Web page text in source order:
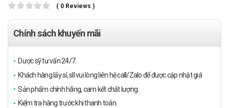
( 0 Reviews )
Chính sách khuyến mãi
Dược sỹ tư vấn 24/7.
Khách hàng lấy sỉ, sll vui lòng liên hệ call/Zalo để được cập nhật giá
Sản phẩm chính hãng, cam kết chất lượng.
Kiểm tra hàng trước khi thanh toán.